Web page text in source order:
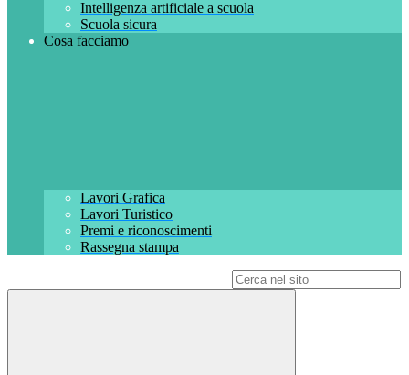
Intelligenza artificiale a scuola
Scuola sicura
Cosa facciamo
Lavori Grafica
Lavori Turistico
Premi e riconoscimenti
Rassegna stampa